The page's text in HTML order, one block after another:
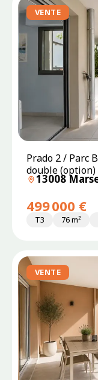
VENTE
Prado 2 / Parc
double (option)
13008
499 000 €
T3 76 m²
VENTE